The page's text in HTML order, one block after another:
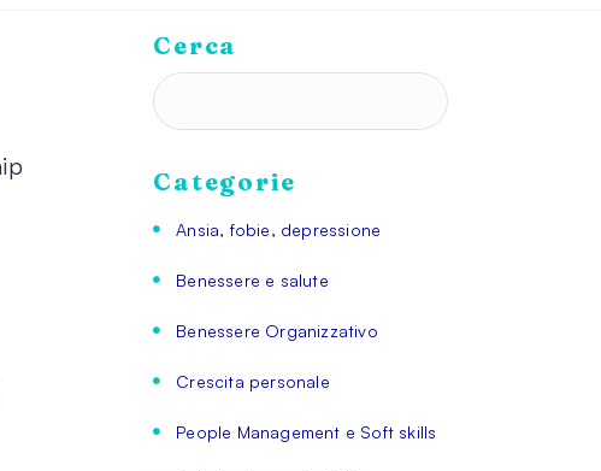
Cerca
Categorie
Ansia, fobie, depressione
Benessere e salute
Benessere Organizzativo
Crescita personale
People Management e Soft skills